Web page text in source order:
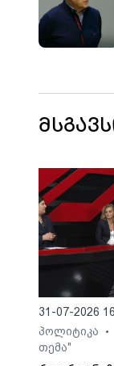
31-07-2026
პოლიტიკა
•
თემა"